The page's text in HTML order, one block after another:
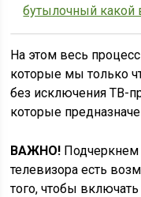
бутылочный какой
На этом весь
которые мы только
без исключения ТВ-
которые
ВАЖНО! Подчеркнем
телевизора есть
того, чтобы